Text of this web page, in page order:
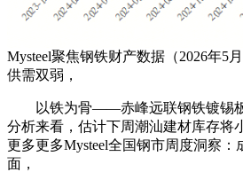
Mysteel聚焦钢铁财产数据（2026年5
供需双弱，
以铁为骨——赤峰远联钢铁镀锡板
分析来看，估计下周潮汕建材库存将
更多更多Mysteel全国钢市周度洞察
面，